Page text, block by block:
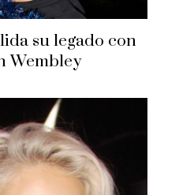
su legado con
Wembley